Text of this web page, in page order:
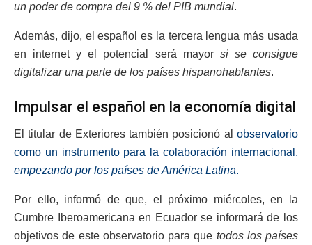
un poder de compra del 9 % del PIB mundial.
Además, dijo, el español es la tercera lengua más usada
en internet y el potencial será mayor si se consigue
digitalizar una parte de los países hispanohablantes.
Impulsar el español en la economía digital
El titular de Exteriores también posicionó al observatorio
como un instrumento para la colaboración internacional,
empezando por los países de América Latina.
Por ello, informó de que, el próximo miércoles, en la
Cumbre Iberoamericana en Ecuador se informará de los
objetivos de este observatorio para que todos los países